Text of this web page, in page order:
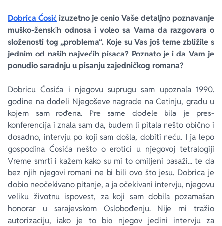
Dobrica Ćosićizuzetno je cenio Vaše detaljno poznavanje
muško-ženskih odnosa i voleo sa Vama da razgovara o
složenosti tog „problema“. Koje su Vas još teme zbližile s
jednim od naših najvećih pisaca? Poznato je i da Vam je
ponudio saradnju u pisanju zajedničkog romana?
Dobricu Ćosića i njegovu suprugu sam upoznala 1990.
godine na dodeli Njegoševe nagrade na Cetinju, gradu u
kojem sam rođena. Pre same dodele bila je pres-
konferencija i znala sam da, budem li pitala nešto obično i
dosadno, intervju po koji sam došla, dobiti neću. I ja lepo
gospodina Ćosića nešto o erotici u njegovoj tetralogiji
Vreme smrti i kažem kako su mi to omiljeni pasaži... te da
bez njih njegovi romani ne bi bili ovo što jesu. Dobrica je
dobio neočekivano pitanje, a ja očekivani intervju, njegovu
veliku životnu ispovest, za koji sam dobila pozamašan
honorar u sarajevskom Oslobođenju. Nije mi tražio
autorizaciju, iako je to bio njegov jedini intervju za